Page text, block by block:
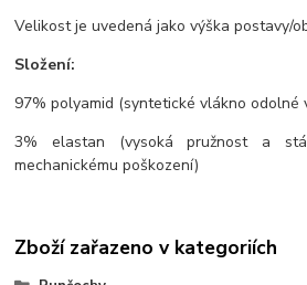
Velikost je uvedená jako výška postavy/
Složení:
97% polyamid (syntetické vlákno odolné
3% elastan (vysoká pružnost a
mechanickému poškození)
Zboží zařazeno v kategoriích